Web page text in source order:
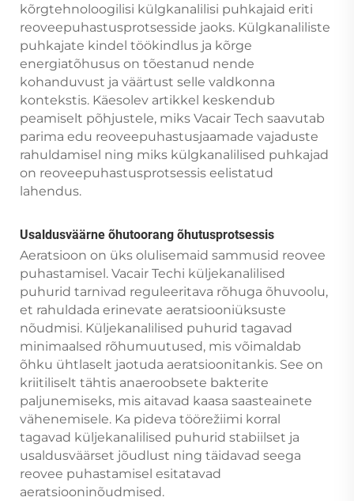
kõrgtehnoloogilisi külgkanalilisi puhkajaid eriti
reoveepuhastusprotsesside jaoks. Külgkanaliliste
puhkajate kindel töökindlus ja kõrge
energiatõhusus on tõestanud nende
kohanduvust ja väärtust selle valdkonna
kontekstis. Käesolev artikkel keskendub
peamiselt põhjustele, miks Vacair Tech saavutab
parima edu reoveepuhastusjaamade vajaduste
rahuldamisel ning miks külgkanalilised puhkajad
on reoveepuhastusprotsessis eelistatud
lahendus.
Usaldusväärne õhutoorang õhutusprotsessis
Aeratsioon on üks olulisemaid sammusid reovee
puhastamisel. Vacair Techi küljekanalilised
puhurid tarnivad reguleeritava rõhuga õhuvoolu,
et rahuldada erinevate aeratsiooniüksuste
nõudmisi. Küljekanalilised puhurid tagavad
minimaalsed rõhumuutused, mis võimaldab
õhku ühtlaselt jaotuda aeratsioonitankis. See on
kriitiliselt tähtis anaeroobsete bakterite
paljunemiseks, mis aitavad kaasa saasteainete
vähenemisele. Ka pideva töörežiimi korral
tagavad küljekanalilised puhurid stabiilset ja
usaldusväärset jõudlust ning täidavad seega
reovee puhastamisel esitatavad
aeratsiooninõudmised.